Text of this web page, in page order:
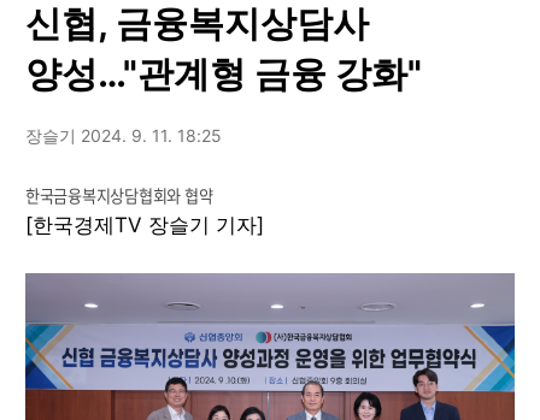
신협, 금융복지상담사
양성…"관계형 금융 강화"
장슬기 2024. 9. 11. 18:25
한국금융복지상담협회와 협약
[한국경제TV 장슬기 기자]